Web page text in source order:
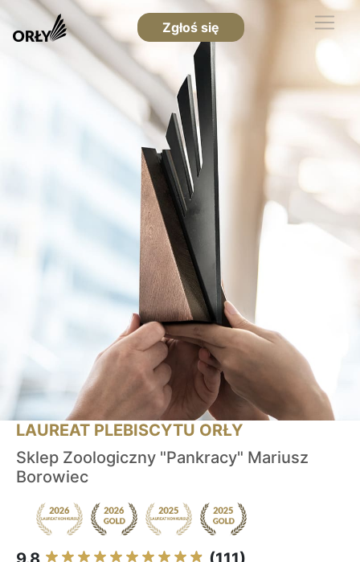
Zgłoś się
LAUREAT PLEBISCYTU ORŁY
Sklep Zoologiczny "Pankracy" Mariusz
Borowiec